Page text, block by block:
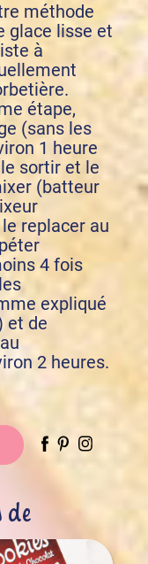
méthode
glace lisse et
à
étape,
(sans les
1 heure
sortir et le
(batteur
replacer au
4 fois
expliqué
et de
2 heures.
de